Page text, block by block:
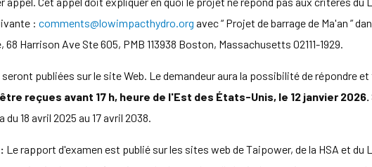
: comments@lowimpacthydro.org avec “ Projet de barrage de Ma'an ”
Harrison Ave Ste 605, PMB 113938 Boston, Massachusetts 02111-1929.
publiées sur le site Web. Le demandeur aura la possibilité de répondre
reçues avant 17 h, heure de l'Est des États-Unis, le 12 janvier 2026.
18 avril 2025 au 17 avril 2038.
: Le rapport d'examen est publié sur les sites web de Taipower, de la HSA et